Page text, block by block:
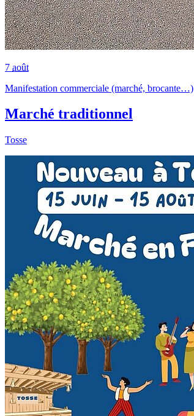
7 août
Manifestation commerciale (marché, brocante…)
Marché traditionnel
Tosse